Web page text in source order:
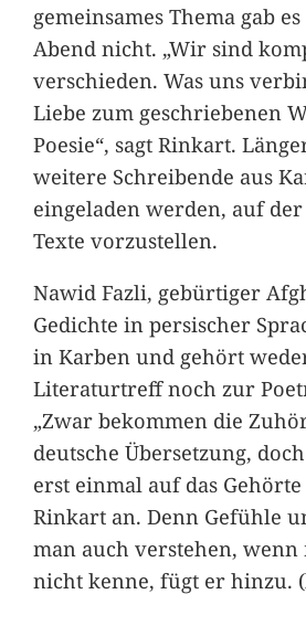
gemeinsames Thema gab
Abend nicht. „Wir sind
verschieden. Was uns
Liebe zum geschriebenen
Poesie“, sagt Rinkart.
weitere Schreibende aus
eingeladen werden, auf
Texte vorzustellen.
Nawid Fazli, gebürtiger
Gedichte in persischer
in Karben und gehört
Literaturtreff noch zur
„Zwar bekommen die
deutsche Übersetzung,
erst einmal auf das
Rinkart an. Denn Gefühle
man auch verstehen, wenn
nicht kenne, fügt er hinzu.